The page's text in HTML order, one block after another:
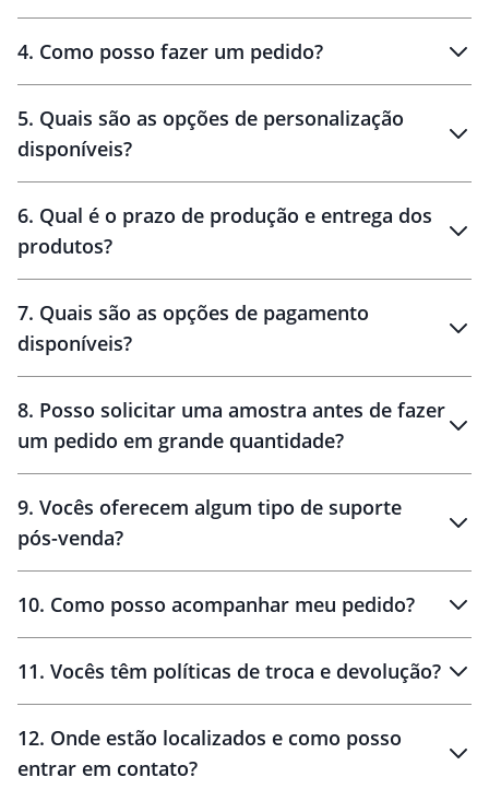
personalizados
brinde
personalização
4. Como posso fazer um pedido?
amostra virtual
5. Quais são as opções de personalização
disponíveis?
6. Qual é o prazo de produção e entrega dos
produtos?
10 dias
brinde
48 horas
7. Quais são as opções de pagamento
disponíveis?
8. Posso solicitar uma amostra antes de fazer
um pedido em grande quantidade?
amostras
9. Vocês oferecem algum tipo de suporte
pós-venda?
10. Como posso acompanhar meu pedido?
11. Vocês têm políticas de troca e devolução?
30 dias
12. Onde estão localizados e como posso
entrar em contato?